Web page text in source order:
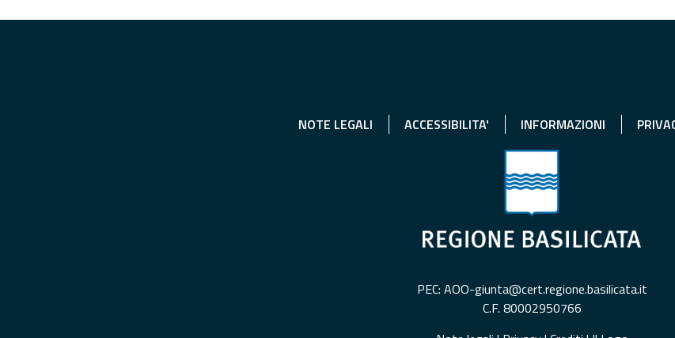
NOTE LEGALI ACCESSIBILITA' INFORMAZIONI
PEC: AOO-giunta@cert.regione.basilicata.it
C.F. 80002950766